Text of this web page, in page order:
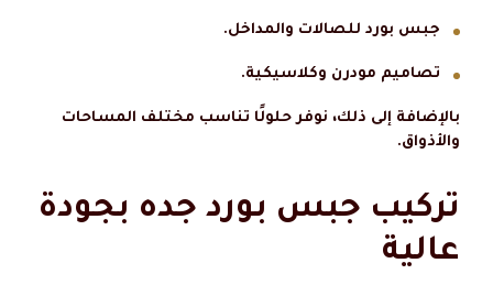
جبس بورد للصالات والمداخل.
تصاميم مودرن وكلاسيكية.
بالإضافة إلى ذلك، نوفر حلولًا تناسب مختلف المساحات
والأذواق.
تركيب جبس بورد جده بجودة
عالية